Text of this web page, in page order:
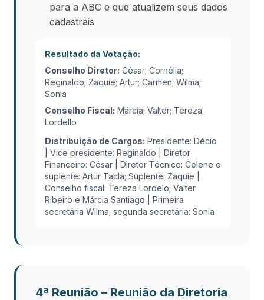
para a ABC e que atualizem seus dados
cadastrais
Resultado da Votação:
Conselho Diretor: César; Cornélia;
Reginaldo; Zaquie; Artur; Carmen; Wilma;
Sonia
Conselho Fiscal: Márcia; Valter; Tereza
Lordello
Distribuição de Cargos: Presidente: Décio
| Vice presidente: Reginaldo | Diretor
Financeiro: César | Diretor Técnico: Celene e
suplente: Artur Tacla; Suplente: Zaquie |
Conselho fiscal: Tereza Lordelo; Valter
Ribeiro e Márcia Santiago | Primeira
secretária Wilma; segunda secretária: Sonia
4ª Reunião – Reunião da Diretoria